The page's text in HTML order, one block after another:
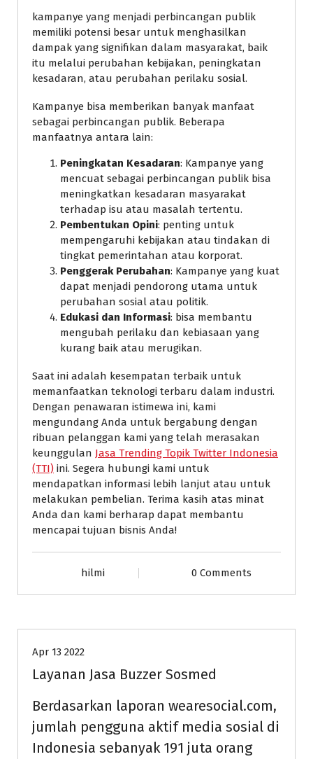
kampanye yang menjadi perbincangan publik
memiliki potensi besar untuk menghasilkan
dampak yang signifikan dalam masyarakat, baik
itu melalui perubahan kebijakan, peningkatan
kesadaran, atau perubahan perilaku sosial.
Kampanye bisa memberikan banyak manfaat
sebagai perbincangan publik. Beberapa
manfaatnya antara lain:
Peningkatan Kesadaran: Kampanye yang
mencuat sebagai perbincangan publik bisa
meningkatkan kesadaran masyarakat
terhadap isu atau masalah tertentu.
Pembentukan Opini: penting untuk
mempengaruhi kebijakan atau tindakan di
tingkat pemerintahan atau korporat.
Penggerak Perubahan: Kampanye yang kuat
dapat menjadi pendorong utama untuk
perubahan sosial atau politik.
Edukasi dan Informasi: bisa membantu
mengubah perilaku dan kebiasaan yang
kurang baik atau merugikan.
Saat ini adalah kesempatan terbaik untuk
memanfaatkan teknologi terbaru dalam industri.
Dengan penawaran istimewa ini, kami
mengundang Anda untuk bergabung dengan
ribuan pelanggan kami yang telah merasakan
keunggulan Jasa Trending Topik Twitter Indonesia
(TTI) ini. Segera hubungi kami untuk
mendapatkan informasi lebih lanjut atau untuk
melakukan pembelian. Terima kasih atas minat
Anda dan kami berharap dapat membantu
mencapai tujuan bisnis Anda!
hilmi 0 Comments
Apr 13 2022
Layanan Jasa Buzzer Sosmed
Berdasarkan laporan wearesocial.com,
jumlah pengguna aktif media sosial di
Indonesia sebanyak 191 juta orang